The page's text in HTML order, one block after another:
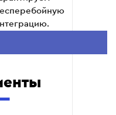
5
отлаженным